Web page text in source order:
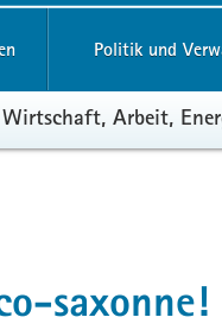
Politik und
Arbeit,
saxonne!